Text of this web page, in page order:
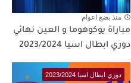
منذ بضع اعوام
مباراة يوكوهوما و العين نهائي
دوري ابطال اسيا 2023/2024
دوري ابطال اسيا 2023/2024